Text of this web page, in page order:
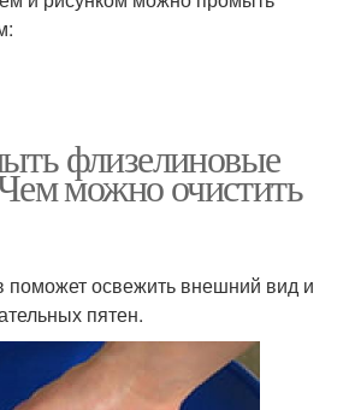
флизелиновые
можно очистить
поможет освежить внешний вид и
пятен.